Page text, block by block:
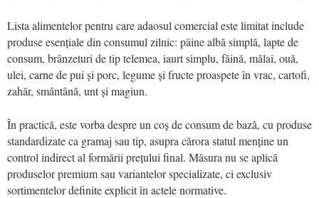
Lista alimentelor pentru care adaosul comercial este limitat include
produse esențiale din consumul zilnic: pâine albă simplă, lapte de
consum, brânzeturi de tip telemea, iaurt simplu, făină, mălai, ouă,
ulei, carne de pui și porc, legume și fructe proaspete în vrac, cartofi,
zahăr, smântână, unt și magiun.
În practică, este vorba despre un coș de consum de bază, cu produse
standardizate ca gramaj sau tip, asupra cărora statul menține un
control indirect al formării prețului final. Măsura nu se aplică
produselor premium sau variantelor specializate, ci exclusiv
sortimentelor definite explicit în actele normative.